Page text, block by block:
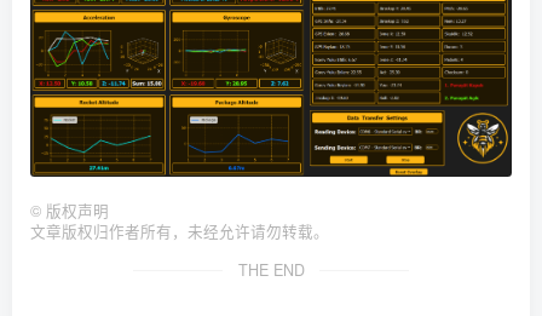
© 版权声明
文章版权归作者所有，未经允许请勿转载。
THE END